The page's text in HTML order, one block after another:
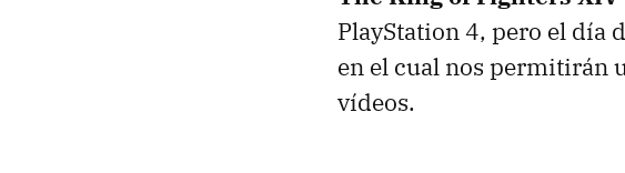
PlayStation 4, pero el día
en el cual nos permitirán
vídeos.